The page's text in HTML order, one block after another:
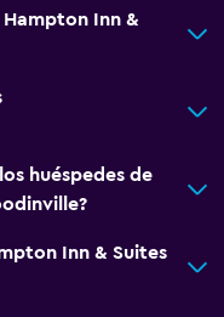
Inn &
huéspedes de
Inn & Suites